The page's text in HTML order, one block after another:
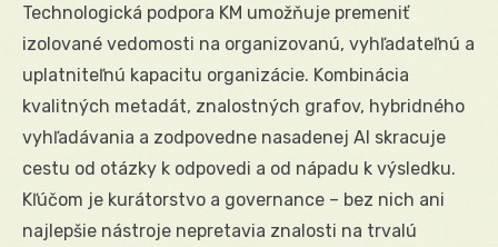
Technologická podpora KM umožňuje premeniť
izolované vedomosti na organizovanú, vyhľadateľnú a
uplatniteľnú kapacitu organizácie. Kombinácia
kvalitných metadát, znalostných grafov, hybridného
vyhľadávania a zodpovedne nasadenej AI skracuje
cestu od otázky k odpovedi a od nápadu k výsledku.
Kľúčom je kurátorstvo a governance – bez nich ani
najlepšie nástroje nepretavia znalosti na trvalú